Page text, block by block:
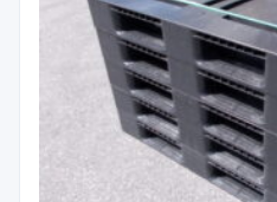
イラン情勢まとめ